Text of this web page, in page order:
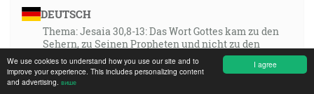
I agree
We use cookies to understand how you use our site and to
improve your experience. This includes personalizing content
and advertising. више
DEUTSCH
Thema: Jesaia 30,8-13: Das Wort Gottes kam zu den
Sehern, zu Seinen Propheten und nicht zu den
missratenen Söhne die den Weisungen des HERRN
nicht gehorchen wollen!
MP3